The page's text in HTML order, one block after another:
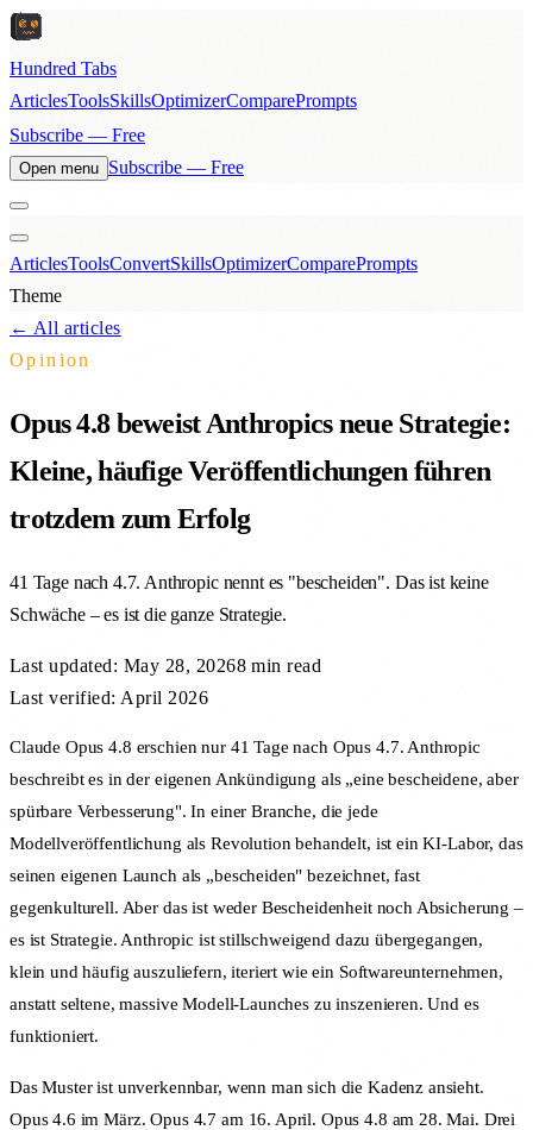
Hundred Tabs
ArticlesToolsSkillsOptimizerComparePrompts
Subscribe — Free
Open menu Subscribe — Free
ArticlesToolsConvertSkillsOptimizerComparePrompts
Theme
← All articles
Opinion
Opus 4.8 beweist Anthropics neue Strategie:
Kleine, häufige Veröffentlichungen führen
trotzdem zum Erfolg
41 Tage nach 4.7. Anthropic nennt es "bescheiden". Das ist keine
Schwäche – es ist die ganze Strategie.
Last updated: May 28, 20268 min read
Last verified: April 2026
Claude Opus 4.8 erschien nur 41 Tage nach Opus 4.7. Anthropic
beschreibt es in der eigenen Ankündigung als „eine bescheidene, aber
spürbare Verbesserung". In einer Branche, die jede
Modellveröffentlichung als Revolution behandelt, ist ein KI-Labor, das
seinen eigenen Launch als „bescheiden" bezeichnet, fast
gegenkulturell. Aber das ist weder Bescheidenheit noch Absicherung –
es ist Strategie. Anthropic ist stillschweigend dazu übergegangen,
klein und häufig auszuliefern, iteriert wie ein Softwareunternehmen,
anstatt seltene, massive Modell-Launches zu inszenieren. Und es
funktioniert.
Das Muster ist unverkennbar, wenn man sich die Kadenz ansieht.
Opus 4.6 im März. Opus 4.7 am 16. April. Opus 4.8 am 28. Mai. Drei